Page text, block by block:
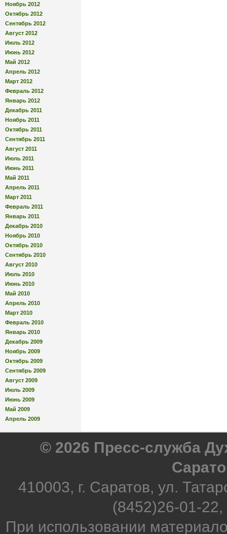
Ноябрь 2012
Октябрь 2012
Сентябрь 2012
Август 2012
Июль 2012
Июнь 2012
Май 2012
Апрель 2012
Март 2012
Февраль 2012
Январь 2012
Декабрь 2011
Ноябрь 2011
Октябрь 2011
Сентябрь 2011
Август 2011
Июль 2011
Июнь 2011
Май 2011
Апрель 2011
Март 2011
Февраль 2011
Январь 2011
Декабрь 2010
Ноябрь 2010
Октябрь 2010
Сентябрь 2010
Август 2010
Июль 2010
Июнь 2010
Май 2010
Апрель 2010
Март 2010
Февраль 2010
Январь 2010
Декабрь 2009
Ноябрь 2009
Октябрь 2009
Сентябрь 2009
Август 2009
Июль 2009
Июнь 2009
Май 2009
Апрель 2009
© 2026 Пресс-служба
410003, г. Саратов, ул.
(8452)26-01-
При использовании